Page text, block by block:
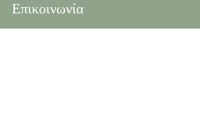
Επικοινωνία